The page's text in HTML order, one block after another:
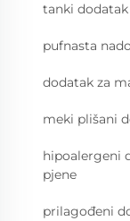
tanki dodatak
pufnasta
dodatak za
meki plišani
hipoalergeni
pjene
prilagođeni